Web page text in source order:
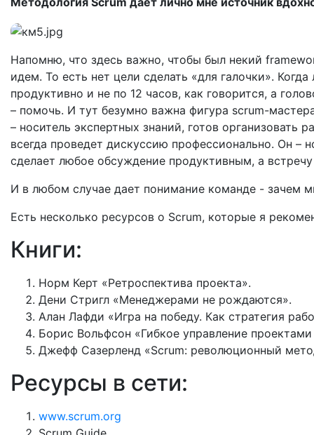
Напомню, что здесь важно, чтобы был некий
идем. То есть нет цели сделать «для галочки».
продуктивно и не по 12 часов, как говорится, а
– помочь. И тут безумно важна фигура scrum-
– носитель экспертных знаний, готов организовать
всегда проведет дискуссию профессионально. Он –
сделает любое обсуждение продуктивным, а встречу
И в любом случае дает понимание команде - зачем
Есть несколько ресурсов о Scrum, которые я
Книги:
Норм Керт «Ретроспектива проекта».
Дени Стригл «Менеджерами не рождаются».
Алан Лафди «Игра на победу. Как стратегия
Борис Вольфсон «Гибкое управление
Джефф Сазерленд «Scrum: революционный
Ресурсы в сети:
www.scrum.org